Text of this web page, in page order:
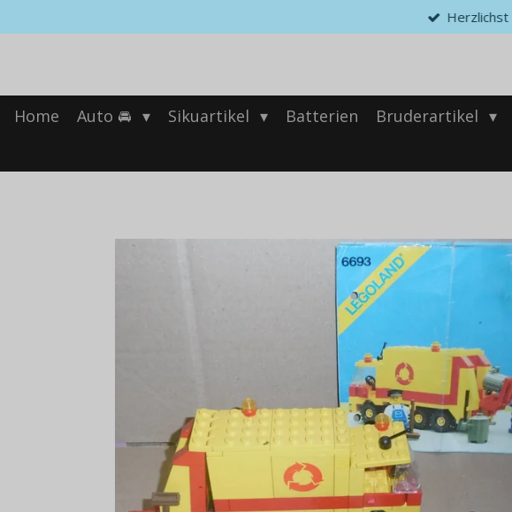
Hauptinhalt
Herzlichst
Home Auto 🚘 Sikuartikel Batterien Bruderartikel